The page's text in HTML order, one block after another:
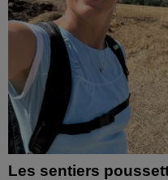
Les sentiers